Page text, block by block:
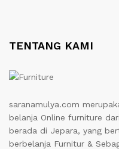
TENTANG KAMI
saranamulya.com
belanja Online furniture
berada di Jepara, yang
berbelanja Furnitur &